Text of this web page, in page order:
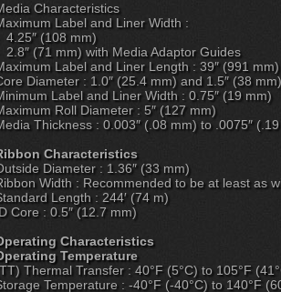
Characteristics
Label and Liner Width :
4.25″ (108 mm)
2.8″ (71 mm) with Media Adaptor Guides
Label and Liner Length : 39″ (991 mm)
Diameter : 1.0″ (25.4 mm) and 1.5″ (38 mm)
Label and Liner Width : 0.75″ (19 mm)
Roll Diameter : 5″ (127 mm)
Thickness : 0.003″ (.08 mm) to .0075″
Characteristics
Diameter : 1.36″ (33 mm)
Width : Recommended to be at least as
Length : 244′ (74 m)
Core : 0.5″ (12.7 mm)
Characteristics
Temperature
Thermal Transfer : 40°F (5°C) to 105°F
Temperature : -40°F (-40°C) to 140°F